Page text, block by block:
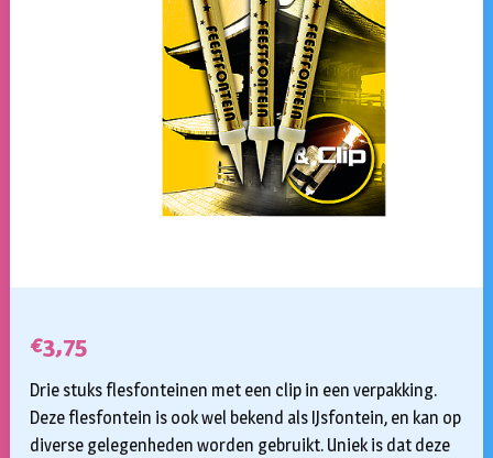
€3,75
Drie stuks flesfonteinen met een clip in een verpakking.
Deze flesfontein is ook wel bekend als IJsfontein, en kan op
diverse gelegenheden worden gebruikt. Uniek is dat deze